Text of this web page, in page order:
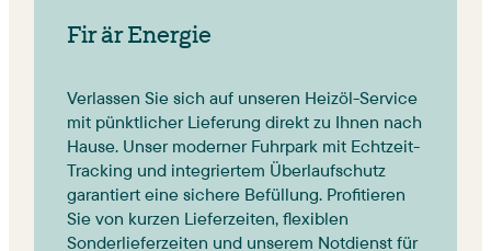
Fir är Energie
Verlassen Sie sich auf unseren Heizöl-Service
mit pünktlicher Lieferung direkt zu Ihnen nach
Hause. Unser moderner Fuhrpark mit Echtzeit-
Tracking und integriertem Überlaufschutz
garantiert eine sichere Befüllung. Profitieren
Sie von kurzen Lieferzeiten, flexiblen
Sonderlieferzeiten und unserem Notdienst für